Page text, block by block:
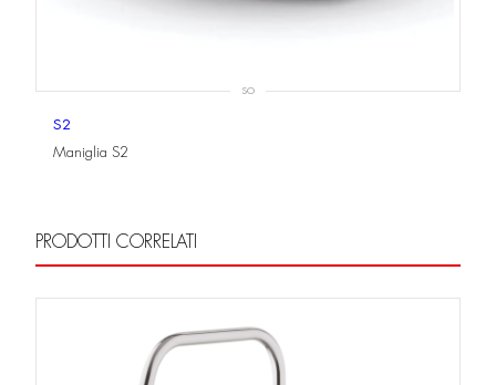
SO
S2
Maniglia S2
PRODOTTI CORRELATI